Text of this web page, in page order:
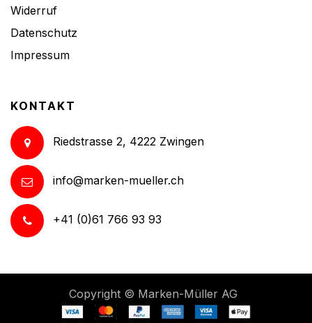
Widerruf
Datenschutz
Impressum
KONTAKT
Riedstrasse 2, 4222 Zwingen
info@marken-mueller.ch
+41 (0)61 766 93 93
Copyright © Marken-Müller AG